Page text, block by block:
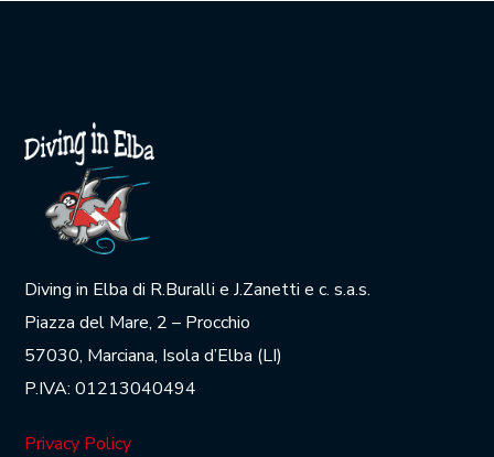
Diving in Elba di R.Buralli e J.Zanetti e c. s.a.s.
Piazza del Mare, 2 – Procchio
57030, Marciana, Isola d’Elba (LI)
P.IVA: 01213040494
Privacy Policy